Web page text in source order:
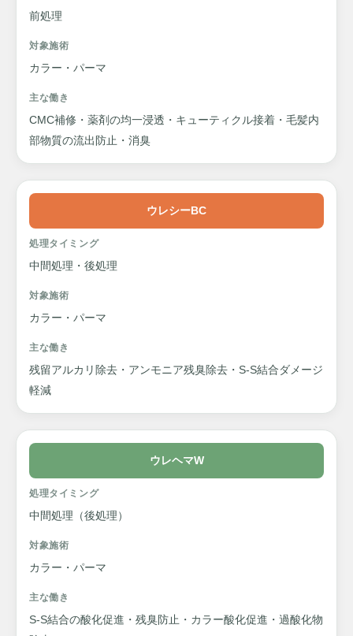
前処理
対象施術
カラー・パーマ
主な働き
CMC補修・薬剤の均一浸透・キューティクル接着・毛髪内
部物質の流出防止・消臭
ウレシーBC
処理タイミング
中間処理・後処理
対象施術
カラー・パーマ
主な働き
残留アルカリ除去・アンモニア残臭除去・S-S結合ダメージ
軽減
ウレヘマW
処理タイミング
中間処理（後処理）
対象施術
カラー・パーマ
主な働き
S-S結合の酸化促進・残臭防止・カラー酸化促進・過酸化物